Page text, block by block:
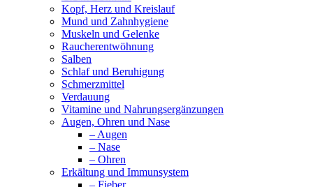
Kopf, Herz und Kreislauf
Mund und Zahnhygiene
Muskeln und Gelenke
Raucherentwöhnung
Salben
Schlaf und Beruhigung
Schmerzmittel
Verdauung
Vitamine und Nahrungsergänzungen
Augen, Ohren und Nase
– Augen
– Nase
– Ohren
Erkältung und Immunsystem
– Fieber